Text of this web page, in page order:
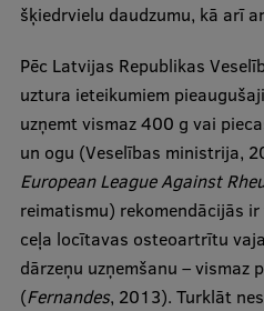
šķiedrvielu daudzumu, kā arī
Pēc Latvijas Republikas
uztura ieteikumiem
uzņemt vismaz 400 g vai
un ogu (Veselības ministrija,
European League Against
reimatismu) rekomendācijās
ceļa locītavas osteoartrītu
dārzeņu uzņemšanu – vismaz
(Fernandes, 2013). Turklāt